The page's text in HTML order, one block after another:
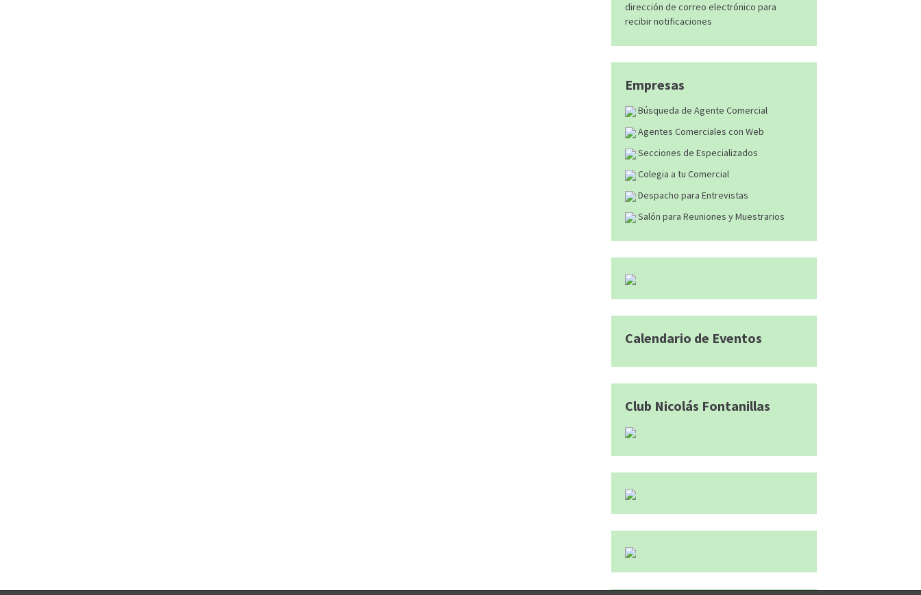
dirección de correo electrónico para
recibir notificaciones
Empresas
Búsqueda de Agente Comercial
Agentes Comerciales con Web
Secciones de Especializados
Colegia a tu Comercial
Despacho para Entrevistas
Salón para Reuniones y Muestrarios
Calendario de Eventos
Club Nicolás Fontanillas